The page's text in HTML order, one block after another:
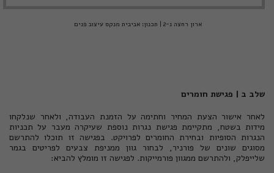
ארון רחצה נ-2 | תכנון: אביבית מנקס עיצוב פנים
שלב ב | פגישת חומרים
לאחר אישור הצעת המחיר וחתימה על הזמנת העבודה, ולאחר שנלקחו
מידות בשטח, מתקיימת פגישת נגרות נוספת שעיקרה מעבר על תכניות
הנגרות הסופיות ובחירת החומרים לפרויקט. בפגישה זו תוכלו להתרשם
מסוגים שונים של פורניר, לבחור גוון ממניפת צבעים לפריטים בגמר
שלייפלק, ולהתרשם ממגוון פורמייקות. לפגישה זו מומלץ להביא: